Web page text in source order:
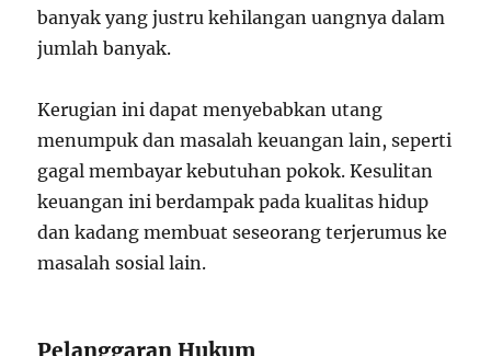
banyak yang justru kehilangan uangnya dalam
jumlah banyak.
Kerugian ini dapat menyebabkan utang
menumpuk dan masalah keuangan lain, seperti
gagal membayar kebutuhan pokok. Kesulitan
keuangan ini berdampak pada kualitas hidup
dan kadang membuat seseorang terjerumus ke
masalah sosial lain.
Pelanggaran Hukum